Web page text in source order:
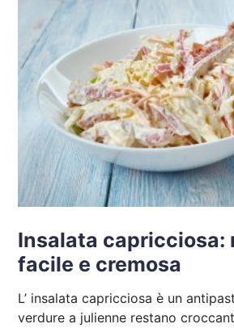
Insalata capricciosa:
facile e cremosa
L’ insalata capricciosa è un
verdure a julienne restano